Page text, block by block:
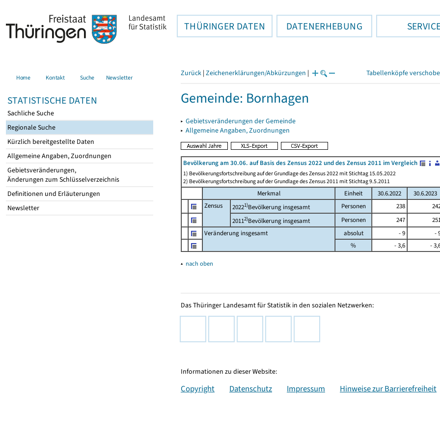
THÜRINGER DATEN DATENERHEBUNG
Home Kontakt Suche Newsletter
STATISTISCHE DATEN
Sachliche Suche
Regionale Suche
Kürzlich bereitgestellte Daten
Allgemeine Angaben, Zuordnungen
Gebietsveränderungen,
Änderungen zum Schlüsselverzeichnis
Definitionen und Erläuterungen
Newsletter
Zurück | Zeichenerklärungen/Abkürzungen | Tabellenköpfe
Gemeinde: Bornhagen
▸ Gebietsveränderungen der Gemeinde
▸ Allgemeine Angaben, Zuordnungen
Bevölkerung am 30.06. auf Basis des Zensus 2022 und des Zensus 2011 im Vergleich
1) Bevölkerungsfortschreibung auf der Grundlage des Zensus 2022 mit Stichtag 15.05.2022
2) Bevölkerungsfortschreibung auf der Grundlage des Zensus 2011 mit Stichtag 9.5.2011
Merkmal Einheit 30.6.2022
30.6.2023
Zensus
20221)Bevölkerung insgesamt Personen 238
20112)Bevölkerung insgesamt Personen 247
Veränderung insgesamt
absolut - 9
-
%
- 3,6 -
▴ nach oben
Das Thüringer Landesamt für Statistik in den sozialen Netzwerken:
Informationen zu dieser Website:
Copyright Datenschutz Impressum Hinweise zur Barrierefreiheit